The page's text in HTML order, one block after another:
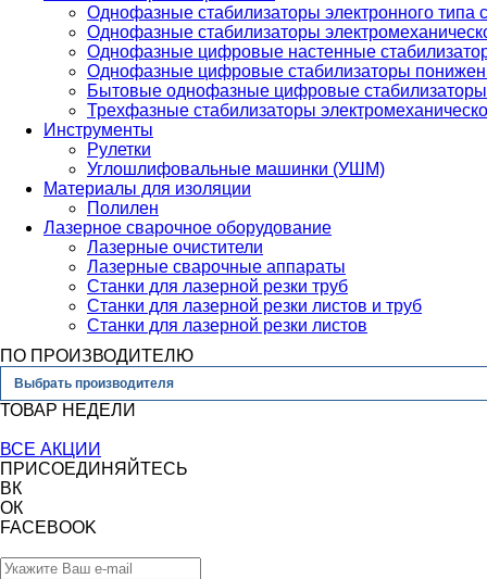
Однофазные стабилизаторы электронного
Однофазные стабилизаторы
Однофазные цифровые настенные
Однофазные цифровые стабилизаторы
Бытовые однофазные цифровые стабилизаторы
Трехфазные стабилизаторы
Инструменты
Рулетки
Углошлифовальные машинки (УШМ)
Материалы для изоляции
Полилен
Лазерное сварочное оборудование
Лазерные очистители
Лазерные сварочные аппараты
Станки для лазерной резки труб
Станки для лазерной резки листов и труб
Станки для лазерной резки листов
ПО ПРОИЗВОДИТЕЛЮ
Выбрать производителя
ТОВАР НЕДЕЛИ
ВСЕ АКЦИИ
ПРИСОЕДИНЯЙТЕСЬ
ВК
ОК
FACEBOOK